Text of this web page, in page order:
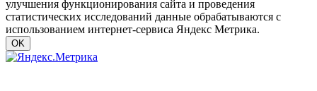
улучшения функционирования сайта и проведения
статистических исследований данные обрабатываются с
использованием интернет-сервиса Яндекс Метрика.
OK